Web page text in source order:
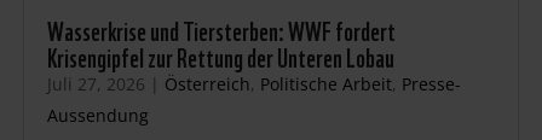
Wasserkrise und Tiersterben: WWF fordert
Krisengipfel zur Rettung der Unteren Lobau
Juli 27, 2026 | Österreich, Politische Arbeit, Presse-
Aussendung